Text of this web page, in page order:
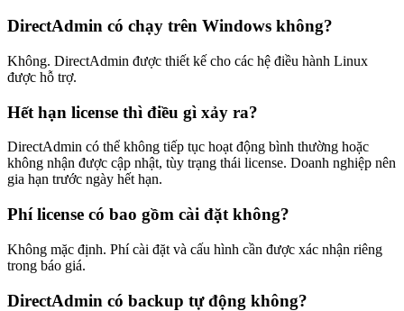
DirectAdmin có chạy trên Windows không?
Không. DirectAdmin được thiết kế cho các hệ điều hành Linux
được hỗ trợ.
Hết hạn license thì điều gì xảy ra?
DirectAdmin có thể không tiếp tục hoạt động bình thường hoặc
không nhận được cập nhật, tùy trạng thái license. Doanh nghiệp nên
gia hạn trước ngày hết hạn.
Phí license có bao gồm cài đặt không?
Không mặc định. Phí cài đặt và cấu hình cần được xác nhận riêng
trong báo giá.
DirectAdmin có backup tự động không?